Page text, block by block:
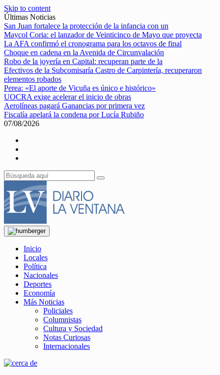
Skip to content
Últimas Noticias
San Juan fortalece la protección de la infancia con un
Maycol Coria: el lanzador de Veinticinco de Mayo que proyecta
La AFA confirmó el cronograma para los octavos de final
Choque en cadena en la Avenida de Circunvalación
Robo de la joyería en Capital: recuperan parte de la
Efectivos de la Subcomisaría Castro de Carpintería, recuperaron
elementos robados
Perea: «El aporte de Vicuña es único e histórico»
UOCRA exige acelerar el inicio de obras
Aerolíneas pagará Ganancias por primera vez
Fiscalía apelará la condena por Lucía Rubiño
07/08/2026
Inicio
Locales
Política
Nacionales
Deportes
Economía
Más Noticias
Policiales
Columnistas
Cultura y Sociedad
Notas Curiosas
Internacionales